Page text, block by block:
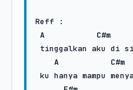
Reff :
A
C#m
A
C#m